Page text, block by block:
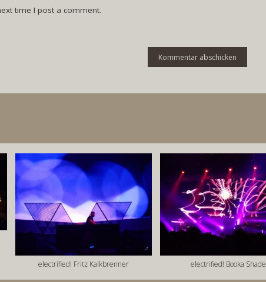
time I post a comment.
electrified! Fritz Kalkbrenner
electrified! Booka Shade